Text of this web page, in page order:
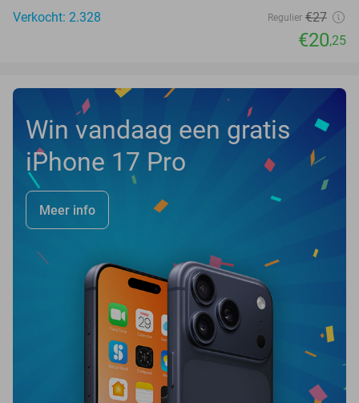
Verkocht: 2.328
Regulier €27
€20,25
Win vandaag een gratis
iPhone 17 Pro
Meer info